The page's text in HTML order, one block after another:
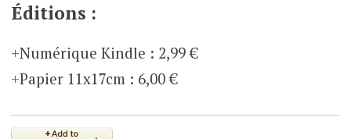
Éditions :
Numérique Kindle : 2,99 €
Papier 11x17cm: 6,00 €